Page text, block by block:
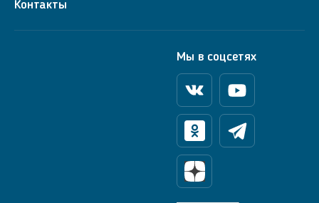
Контакты
Мы в соцсетях
ВконтактеYoutube
ОдноклассникиТелеграм
Яндекс Дзен